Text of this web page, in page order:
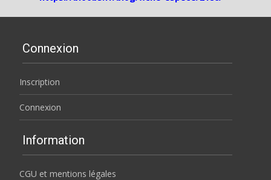
Connexion
Inscription
Connexion
Information
CGU et mentions légales